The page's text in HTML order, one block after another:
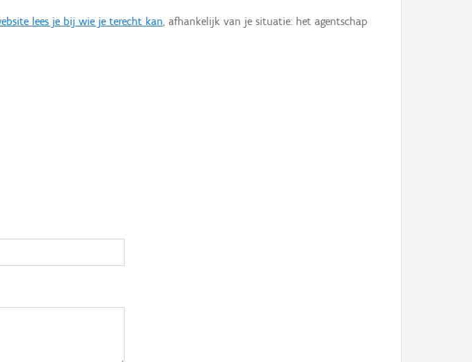
lees je bij wie je terecht kan, afhankelijk van je situatie: het agentschap